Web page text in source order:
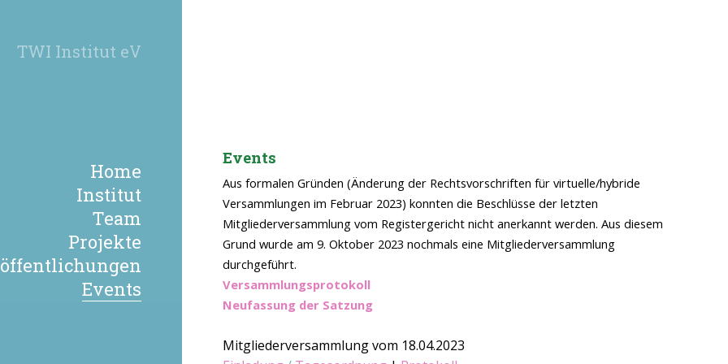
TWI Institut eV
Home
Institut
Team
Projekte
Events
Events
Aus formalen Gründen (Änderung der Rechtsvorschriften für virtuelle/hybride
Versammlungen im Februar 2023) konnten die Beschlüsse der letzten
Mitgliederversammlung vom Registergericht nicht anerkannt werden. Aus diesem
Grund wurde am 9. Oktober 2023 nochmals eine Mitgliederversammlung
durchgeführt.
Versammlungsprotokoll
Neufassung der Satzung
Mitgliederversammlung vom 18.04.2023